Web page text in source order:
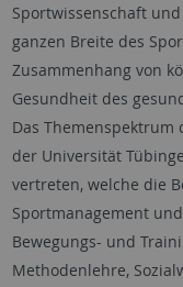
Sportwissenschaft
ganzen Breite des
Zusammenhang von
Gesundheit des
Das
der Universität
vertreten, welche die
Sportmanagement
Bewegungs- und
Methodenlehre,